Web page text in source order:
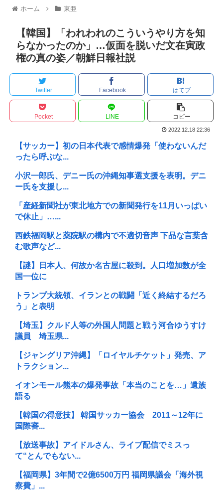
ホーム 東亜
【韓国】「われわれのこういうやり方を知
らなかったのか」…仮面を脱いだ文在寅政
権の真の姿／朝鮮日報社説
Twitter Facebook はてブ
Pocket LINE コピー
2022.12.18 22:36
【サッカー】初の日本代表で感情爆発「使わないんだ
ったら呼ぶな...
小沢一郎氏、デニー氏の沖縄知事選支援を表明。デニ
ー氏を支援し...
「産経新聞社が東北地方での新聞発行を11月いっぱい
で休止」…...
西鉄福岡駅と薬院駅の構内で不適切音声 下品な言葉含
む歌声など...
【謎】日本人、何故か名古屋に殺到。人口増加数が全
国一位に
トランプ大統領、イランとの戦闘「近く終結するだろ
う」と表明
【埼玉】クルド人等の外国人問題と戦う河合ゆうすけ
議員 埼玉県...
【ジャングリア沖縄】「ロイヤルチケット」発売、ア
トラクション...
イオンモール熊本の爆発事故「本当のことを…」遺族
語る
【韓国の得意技】 韓国サッカー協会 2011～12年に
国際審...
【放送事故】アイドルさん、ライブ配信でミスっ
て“とんでもない...
【福岡県】3年間で2億6500万円 福岡県議会「海外視
察費」...